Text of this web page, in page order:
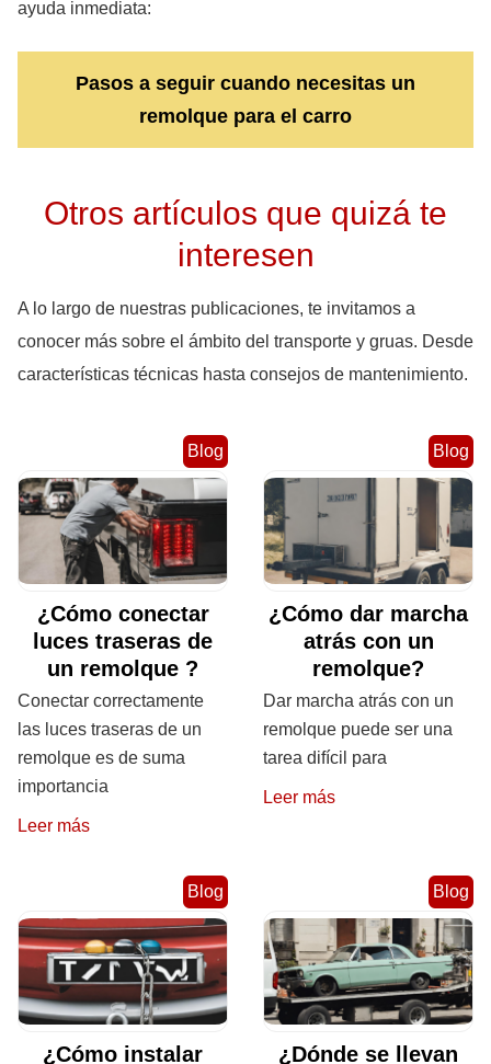
ayuda inmediata:
Pasos a seguir cuando necesitas un
remolque para el carro
Otros artículos que quizá te
interesen
A lo largo de nuestras publicaciones, te invitamos a
conocer más sobre el ámbito del transporte y gruas. Desde
características técnicas hasta consejos de mantenimiento.
Blog
¿Cómo conectar
luces traseras de
un remolque ?
Conectar correctamente
las luces traseras de un
remolque es de suma
importancia
Leer más
Blog
¿Cómo dar marcha
atrás con un
remolque?
Dar marcha atrás con un
remolque puede ser una
tarea difícil para
Leer más
Blog
¿Cómo instalar
Blog
¿Dónde se llevan